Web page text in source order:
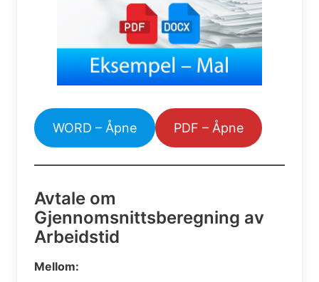
WORD – Åpne PDF – Åpne
Avtale om
Gjennomsnittsberegning av
Arbeidstid
Mellom: